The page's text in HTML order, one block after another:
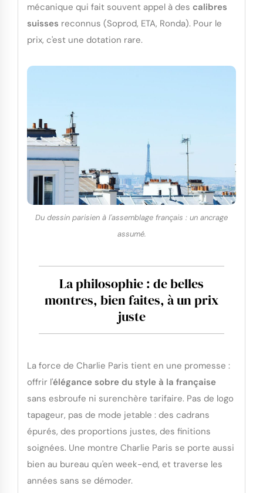
mécanique qui fait souvent appel à des calibres
suisses reconnus (Soprod, ETA, Ronda). Pour le
prix, c'est une dotation rare.
Du dessin parisien à l'assemblage français : un ancrage
assumé.
La philosophie : de belles
montres, bien faites, à un prix
juste
La force de Charlie Paris tient en une promesse :
offrir l'élégance sobre du style à la française
sans esbroufe ni surenchère tarifaire. Pas de logo
tapageur, pas de mode jetable : des cadrans
épurés, des proportions justes, des finitions
soignées. Une montre Charlie Paris se porte aussi
bien au bureau qu'en week-end, et traverse les
années sans se démoder.